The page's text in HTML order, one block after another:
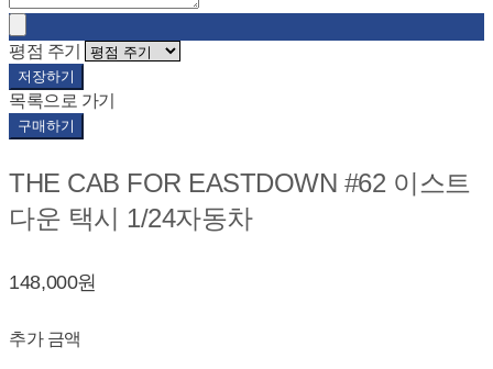
평점 주기
저장하기
목록으로 가기
구매하기
THE CAB FOR EASTDOWN #62 이스트
다운 택시 1/24자동차
148,000원
추가 금액